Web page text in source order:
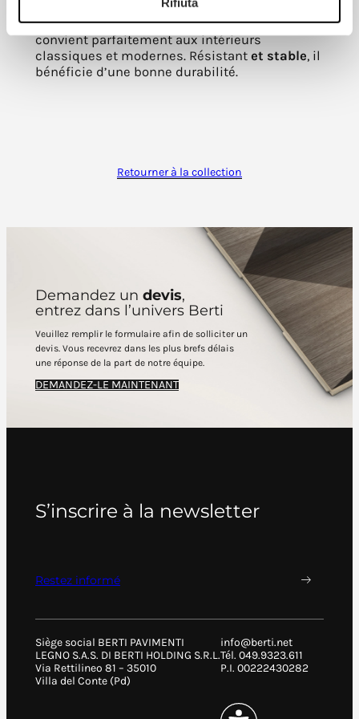
Grâce à la beauté de sa structure et de son
veinage, le parquet en noyer américain Neutro
convient parfaitement aux intérieurs
classiques et modernes. Résistant et stable, il
bénéficie d’une bonne durabilité.
Retourner à la collection
Demandez un devis,
entrez dans l’univers Berti
Veuillez remplir le formulaire afin de solliciter un
devis. Vous recevrez dans les plus brefs délais
une réponse de la part de notre équipe.
DEMANDEZ-LE MAINTENANT
S’inscrire à la newsletter
Restez informé
Siège social BERTI PAVIMENTI
LEGNO S.A.S. DI BERTI HOLDING S.R.L.
Via Rettilineo 81 – 35010
Villa del Conte (Pd)
info@berti.net
Tél. 049.9323.611
P.I. 00222430282